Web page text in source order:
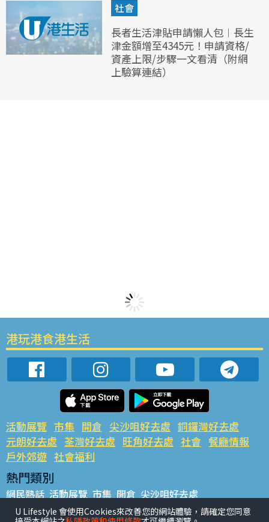
社會
長者生活津貼申請懶人包︱長生
津金額增至4345元！申請資格/
資產上限/步驟一文看清（附網
上驗算連結）
港玩港食港生活
活動展覽 市集 開倉 尖沙咀好去處 銅鑼灣好去處
元朗好去處 荃灣好去處 旺角好去處 社會 餐廳情報
戶外郊遊 社會福利
熱門類別
網民熱話 活動展覽 市集 開倉 尖沙咀好去處
銅鑼灣好去處 元朗好去處 荃灣好去處 旺角好去處 社會
U Lifestyle 會使用Cookies來改善您的網站體驗，請確定您同意